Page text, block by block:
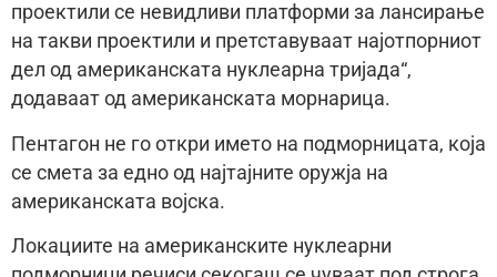
проектили се невидливи платформи за лансирање
на такви проектили и претставуваат најотпорниот
дел од американската нуклеарна тријада“,
додаваат од американската морнарица.
Пентагон не го откри името на подморницата, која
се смета за едно од најтајните оружја на
американската војска.
Локациите на американските нуклеарни